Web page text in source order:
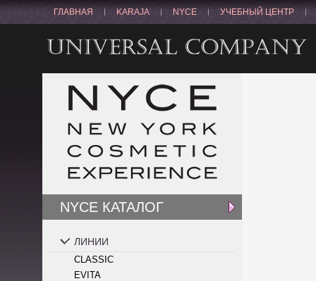
ГЛАВНАЯ KARAJA NYCE УЧЕБНЫЙ ЦЕНТР
NYCE КАТАЛОГ
ЛИНИИ
CLASSIC
EVITA